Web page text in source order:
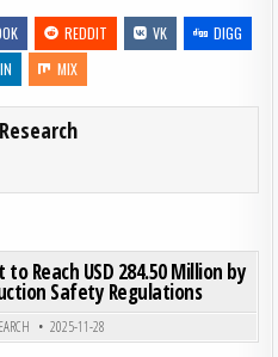
REDDIT VK
DIGG
MIX
in
Reach USD 284.50 Million by
Safety Regulations
2025-11-28